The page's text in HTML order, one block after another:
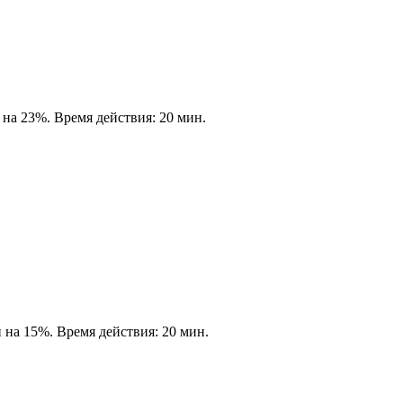
23%. Время действия: 20 мин.
15%. Время действия: 20 мин.